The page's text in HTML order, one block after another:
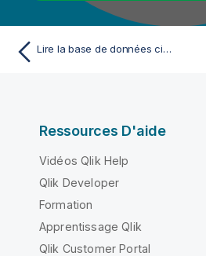
Lire la base de données cible et lister le résultat de l'exécution du Job
Ressources D'aide
Vidéos Qlik Help
Qlik Developer
Formation
Apprentissage Qlik
Qlik Customer Portal